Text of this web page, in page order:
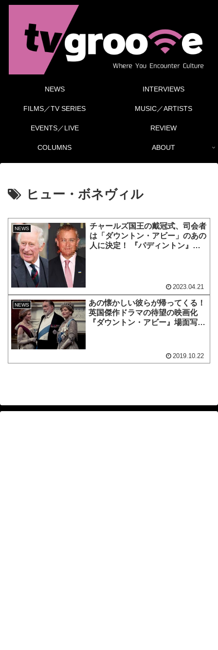
NEWS INTERVIEWS
FILMS／TV SERIES MUSIC／ARTISTS
EVENTS／LIVE REVIEW
COLUMNS ABOUT
ヒュー・ボネヴィル
NEWS
チャールズ国王の戴冠式、司会者
は「ダウントン・アビー」のあの
人に決定！ 『パディントン』シ
2023.04.21
NEWS
あの懐かしい彼らが帰ってくる！
英国傑作ドラマの待望の映画化
『ダウントン・アビー』場面写真
2019.10.22